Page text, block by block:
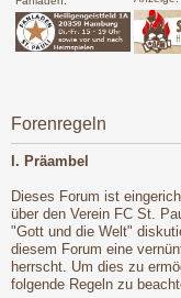
Forenregeln
I. Präambel
Dieses Forum ist
über den Verein FC St.
"Gott und die Welt"
diesem Forum eine
herrscht. Um dies zu
folgende Regeln zu